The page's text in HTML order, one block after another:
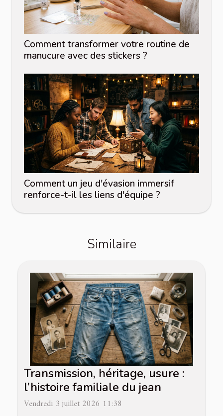
Comment transformer votre routine de
manucure avec des stickers ?
Comment un jeu d'évasion immersif
renforce-t-il les liens d'équipe ?
Similaire
Transmission, héritage, usure :
l’histoire familiale du jean
Vendredi 3 juillet 2026 11:38